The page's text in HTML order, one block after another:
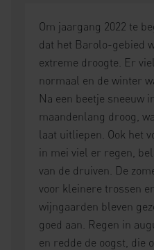
Om jaargang 2022 te
dat het Barolo-gebied
extreme droogte. Er
normaal en de winter
Na een beetje sneeuw
maandenlang droog,
laat uitliepen. Ook het
in mei viel er regen,
van de druiven. De
voor kleinere trossen
wijngaarden bleven
goed aan. Regen in
en redde de oogst, die